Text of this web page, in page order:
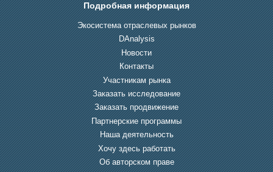
Подробная информация
Экосистема отраслевых рынков
DAnalysis
Новости
Контакты
Участникам рынка
Заказать исследование
Заказать продвижение
Партнерские программы
Наша деятельность
Хочу здесь работать
Об авторском праве